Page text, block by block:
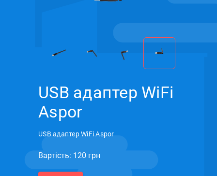
USB адаптер WiFi
Aspor
USB адаптер WiFi Aspor
Вартість: 120 грн